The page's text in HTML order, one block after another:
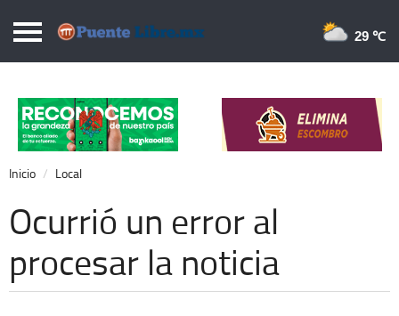
Puentelibre.mx
Local
Nacional
Opinión
Cronos
Economía
Espectáculos
29 ℃
Inicio Local
Ocurrió un error al
procesar la noticia